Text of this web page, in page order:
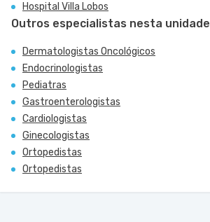
Hospital Villa Lobos
Outros especialistas nesta unidade
Dermatologistas Oncológicos
Endocrinologistas
Pediatras
Gastroenterologistas
Cardiologistas
Ginecologistas
Ortopedistas
Ortopedistas